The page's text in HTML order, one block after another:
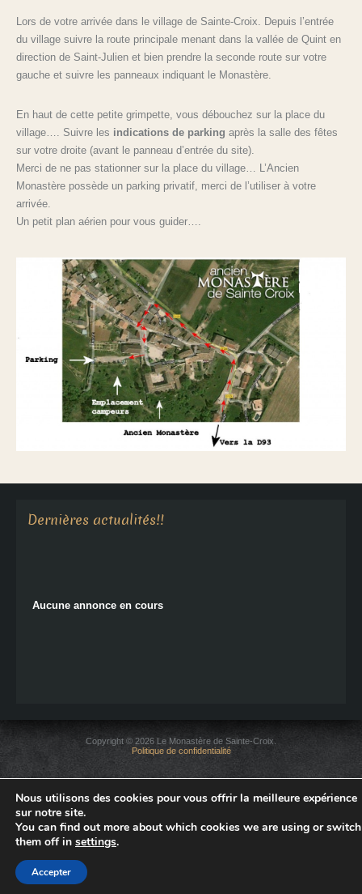
Lors de votre arrivée dans le village de Sainte-Croix. Depuis l’entrée
du village suivre la route principale menant dans la vallée de Quint en
direction de Saint-Julien et bien prendre la seconde route sur votre
gauche et suivre les panneaux indiquant le Monastère.
En haut de cette petite grimpette, vous débouchez sur la place du
village…. Suivre les indications de parking après la salle des fêtes
sur votre droite (avant le panneau d’entrée du site).
Merci de ne pas stationner sur la place du village… L’Ancien
Monastère possède un parking privatif, merci de l’utiliser à votre
arrivée.
Un petit plan aérien pour vous guider….
Dernières actualités!!
Aucune annonce en cours
Aucune annonce en cours
Copyright © 2026 Le Monastère de Sainte-Croix.
Politique de confidentialité
Nous utilisons des cookies pour vous offrir la meilleure expérience
sur notre site.
You can find out more about which cookies we are using or switch
them off in settings.
Accepter